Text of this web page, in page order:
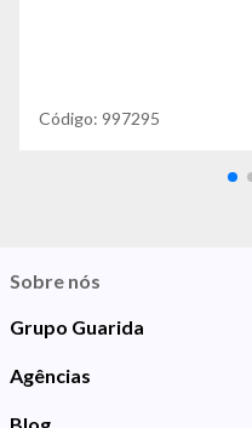
Código: 997295
Sobre nós
Grupo Guarida
Agências